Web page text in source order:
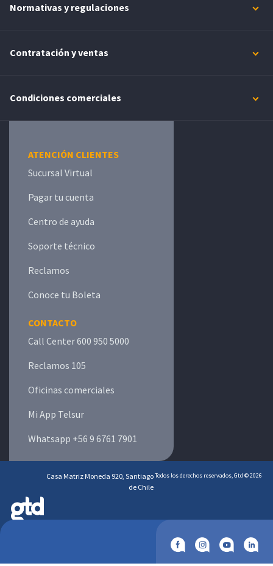
Normativas y regulaciones
Contratación y ventas
Condiciones comerciales
ATENCIÓN CLIENTES
Sucursal Virtual
Pagar tu cuenta
Centro de ayuda
Soporte técnico
Reclamos
Conoce tu Boleta
CONTACTO
Call Center 600 950 5000
Reclamos 105
Oficinas comerciales
Mi App Telsur
Whatsapp +56 9 6761 7901
Casa Matriz Moneda 920, Santiago
de Chile
Todos los derechos reservados, Gtd © 2026